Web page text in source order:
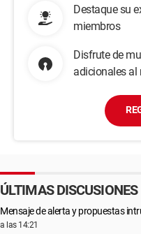
Destaque su
miembros
Disfrute de
adicionales al
ÚLTIMAS DISCUSIONES
Mensaje de alerta y propuestas
a las 14:21